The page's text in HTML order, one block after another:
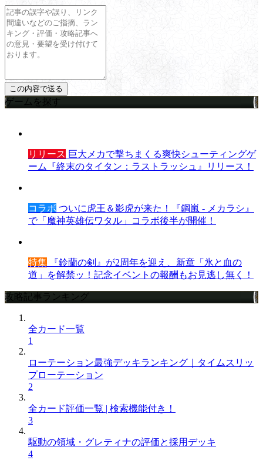
ゲームを探す
リリース 巨大メカで撃ちまくる爽快シューティングゲ
ーム『終末のタイタン：ラストラッシュ』リリース！
コラボ ついに虎王＆影虎が来た！『鋼嵐 - メカラシ』
で「魔神英雄伝ワタル」コラボ後半が開催！
特集 『鈴蘭の剣』が2周年を迎え、新章「氷と血の
道」を解禁ッ！記念イベントの報酬もお見逃し無く！
攻略記事ランキング
全カード一覧
1
ローテーション最強デッキランキング｜タイムスリッ
プローテーション
2
全カード評価一覧 | 検索機能付き！
3
駆動の領域・グレティナの評価と採用デッキ
4